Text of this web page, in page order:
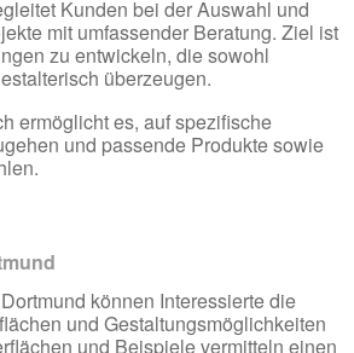
Kunden bei der Auswahl und
mit umfassender Beratung. Ziel ist
zu entwickeln, die sowohl
überzeugen.
ermöglicht es, auf spezifische
und passende Produkte sowie
können Interessierte die
und Gestaltungsmöglichkeiten
und Beispiele vermitteln einen